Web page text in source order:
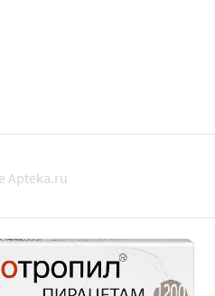
Apteka.ru